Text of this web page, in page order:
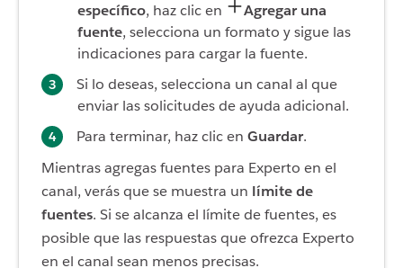
específico, haz clic en
Agregar una
fuente, selecciona un formato y sigue las
indicaciones para cargar la fuente.
Si lo deseas, selecciona un canal al que
enviar las solicitudes de ayuda adicional.
Para terminar, haz clic en Guardar.
Mientras agregas fuentes para Experto en el
canal, verás que se muestra un límite de
fuentes. Si se alcanza el límite de fuentes, es
posible que las respuestas que ofrezca Experto
en el canal sean menos precisas.